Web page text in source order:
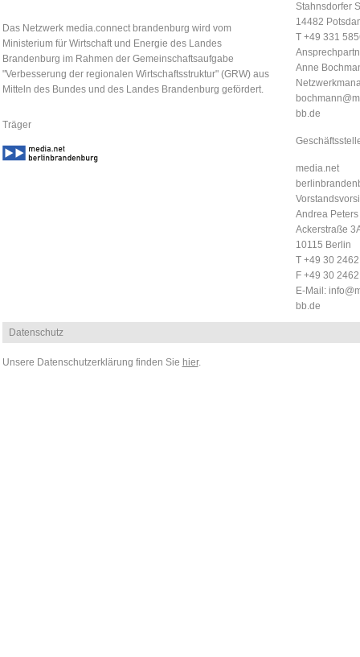
Das Netzwerk media.connect brandenburg wird vom
Ministerium für Wirtschaft und Energie des Landes
Brandenburg im Rahmen der Gemeinschaftsaufgabe
"Verbesserung der regionalen Wirtschaftsstruktur" (GRW) aus
Mitteln des Bundes und des Landes Brandenburg gefördert.
Träger
Stahnsdorfer
14482
T +49 331
Anne
bb.de
media.net
Andrea Peters
Ackerstraße
10115 Berlin
T +49 30
F +49 30
E-Mail:
bb.de
Datenschutz
Unsere Datenschutzerklärung finden Sie hier.